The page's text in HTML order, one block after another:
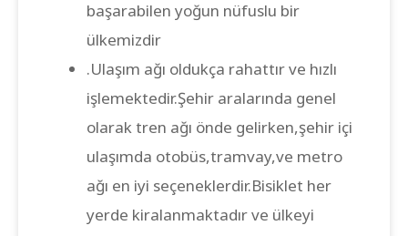
başarabilen yoğun nüfuslu bir
ülkemizdir
.Ulaşım ağı oldukça rahattır ve hızlı
işlemektedir.Şehir aralarında genel
olarak tren ağı önde gelirken,şehir içi
ulaşımda otobüs,tramvay,ve metro
ağı en iyi seçeneklerdir.Bisiklet her
yerde kiralanmaktadır ve ülkeyi